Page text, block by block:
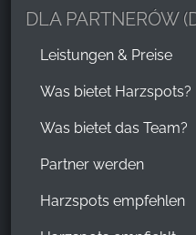
DLA PARTNERÓW
Leistungen & Preise
Was bietet Harzspots?
Was bietet das Team?
Partner werden
Harzspots empfehlen